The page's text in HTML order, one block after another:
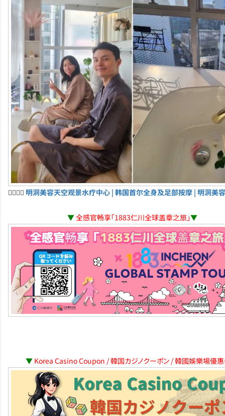
💆‍♀️💆‍♂️ 明洞美容天空观景水疗中心 | 韩国首尔全身及足部按摩 | 明洞美
▼全感官畅享「1883仁川全球盖章之旅」▼
▼ Korea Casino Coupon / 韓国カジノクーポン / 韓國娛樂場優